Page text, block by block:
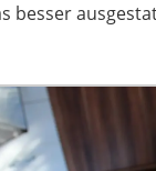
besser